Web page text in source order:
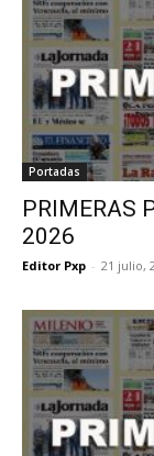
Portadas
PRIMERAS
2026
Editor Pxp - 21 julio,